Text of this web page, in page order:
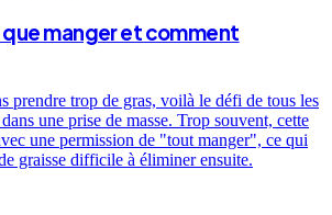
que manger et comment
prendre trop de gras, voilà le défi de tous les
une prise de masse. Trop souvent, cette
une permission de "tout manger", ce qui
graisse difficile à éliminer ensuite.